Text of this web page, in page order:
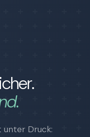
unter Druck: